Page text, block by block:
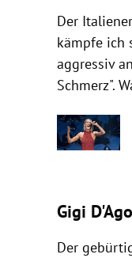
Der
kämpfe ich
aggressiv
Schmerz".
Gigi
Der